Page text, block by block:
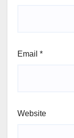
Email *
Website